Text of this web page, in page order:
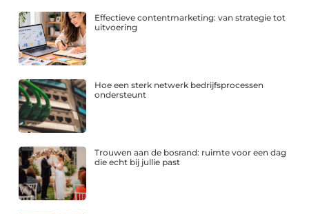
Effectieve contentmarketing: van strategie tot
uitvoering
Hoe een sterk netwerk bedrijfsprocessen
ondersteunt
Trouwen aan de bosrand: ruimte voor een dag
die echt bij jullie past